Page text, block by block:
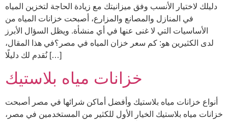
دليلك لاختيار الأنسب وفق ميزانيتك مع زيادة الحاجة لتخزين المياه
في المنازل والمصانع والمزارع، أصبحت خزانات المياه من
الأساسيات التي لا غنى عنها في أي منشأة. ويظل السؤال الأبرز
لدى الكثيرين هو: كم سعر خزان المياه في مصر؟في هذا المقال،
نُقدم لك دليلًا […]
خزانات مياه بلاستيك
أنواع خزانات مياه بلاستيك وأفضل أماكن شرائها في مصر أصبحت
خزانات مياه بلاستيك الخيار الأول للكثير من المستخدمين في مصر،